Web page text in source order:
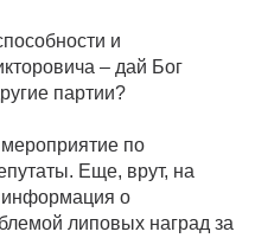
и
– дай Бог
партии?
по
Еще, врут, на
о
липовых наград за